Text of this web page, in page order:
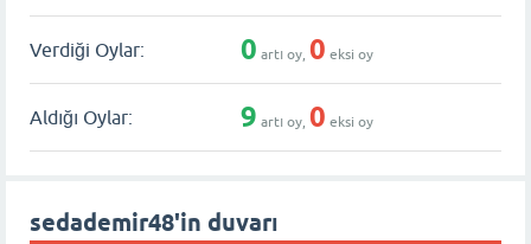
Verdiği Oylar: 0 artı oy, 0 eksi oy
Aldığı Oylar: 9 artı oy, 0 eksi oy
sedademir48'in duvarı